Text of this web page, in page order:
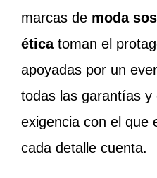
marcas de moda
éticatoman el
apoyadas por un
todas las garantías y
exigencia con el que
cada detalle cuenta.